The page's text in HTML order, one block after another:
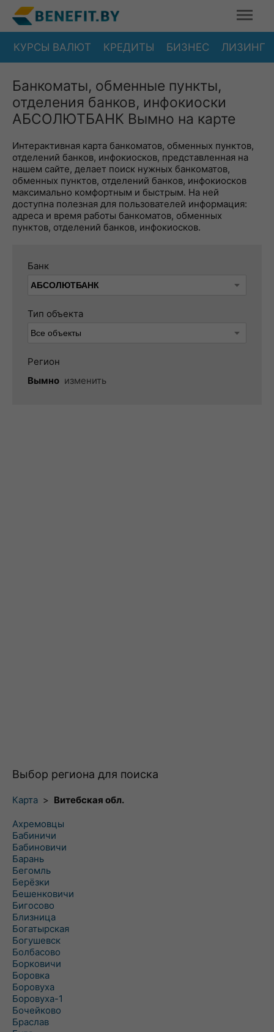
КУРСЫ ВАЛЮТ КРЕДИТЫ БИЗНЕС ЛИЗИНГ
Банкоматы, обменные пункты,
отделения банков, инфокиоски
АБСОЛЮТБАНК Вымно на карте
Интерактивная карта банкоматов, обменных пунктов,
отделений банков, инфокиосков, представленная на
нашем сайте, делает поиск нужных банкоматов,
обменных пунктов, отделений банков, инфокиосков
максимально комфортным и быстрым. На ней
доступна полезная для пользователей информация:
адреса и время работы банкоматов, обменных
пунктов, отделений банков, инфокиосков.
Банк
Тип объекта
Регион
Вымно изменить
Выбор региона для поиска
Карта > Витебская обл.
Ахремовцы
Бабиничи
Бабиновичи
Барань
Бегомль
Берёзки
Бешенковичи
Бигосово
Близница
Богатырская
Богушевск
Болбасово
Борковичи
Боровка
Боровуха
Боровуха-1
Бочейково
Браслав